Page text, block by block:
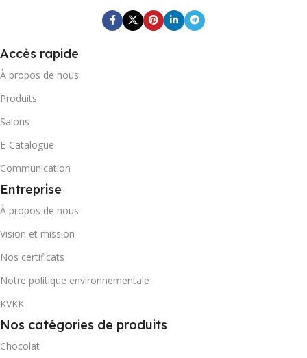
0868 265 501 7071
MARQUE
POIDS BRUT DU CARTON
2,12
1868
CONTENEUR 40' DC
4445
QUANTITÉ PAR BOÎTE
CODE-BARRES DU
Accès rapide
À propos de nous
Produits
Salons
E-Catalogue
Communication
Entreprise
À propos de nous
Vision et mission
Nos certificats
Notre politique environnementale
KVKK
Nos catégories de produits
Chocolat